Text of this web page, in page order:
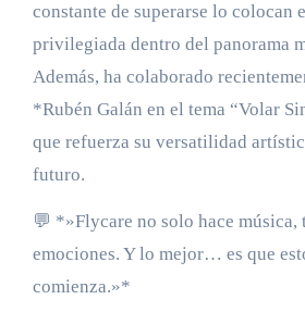
constante de superarse lo colocan
privilegiada dentro del panorama
Además, ha colaborado
*Rubén Galán en el tema “Volar
que refuerza su versatilidad
futuro.
💬 *»Flycare no solo hace música,
emociones. Y lo mejor… es que
comienza.»*